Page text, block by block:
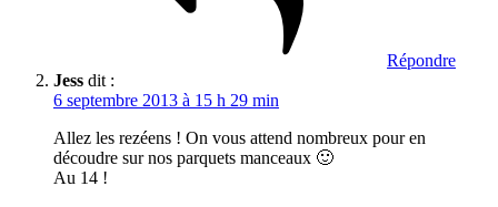
Répondre
Jess dit :
6 septembre 2013 à 15 h 29 min
Allez les rezéens ! On vous attend nombreux pour en
découdre sur nos parquets manceaux 🙂
Au 14 !